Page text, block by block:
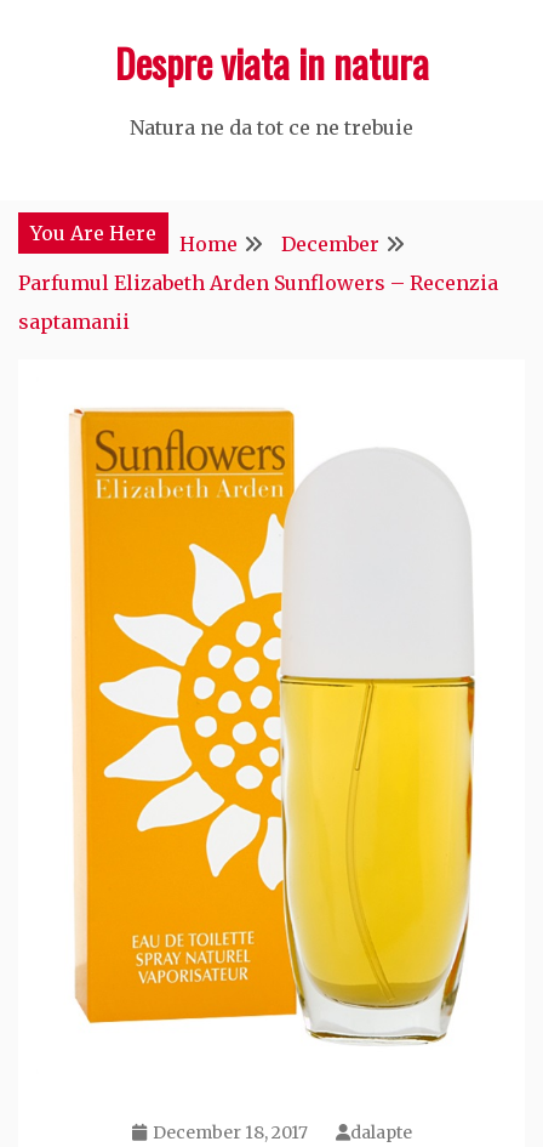
Despre viata in natura
Natura ne da tot ce ne trebuie
You Are Here Home
December
Parfumul Elizabeth Arden Sunflowers – Recenzia
saptamanii
December 18, 2017 dalapte